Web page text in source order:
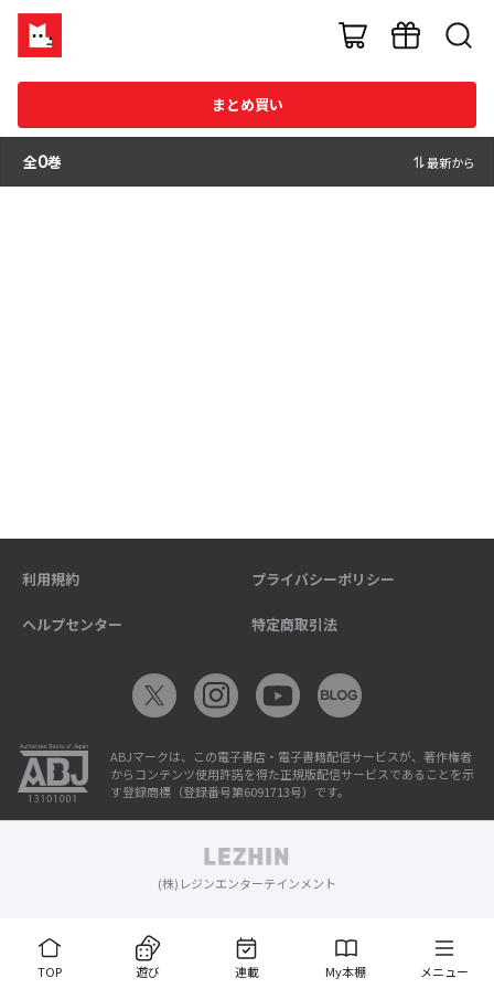
まとめ買い
全0巻 最新から
TOP 遊び 連載 My本棚 メニュー
利用規約 プライバシーポリシー
ヘルプセンター 特定商取引法
ABJマークは、この電子書店・電子書籍配信サービスが、著作権者
からコンテンツ使用許諾を得た正規版配信サービスであることを示
す登録商標（登録番号第6091713号）です。
(株)レジンエンターテインメント